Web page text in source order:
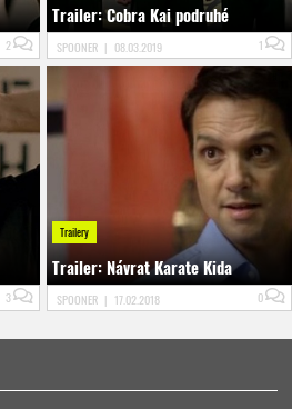
2
Trailer: Cobra Kai podruhé
SPOONER | 08.03.2019 1
3
Trailery
Trailer: Návrat Karate Kida
SPOONER | 17.02.2018 0